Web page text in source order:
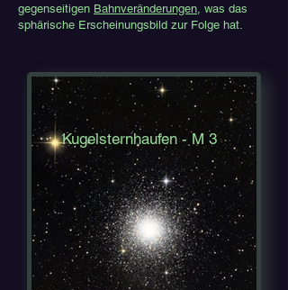
gegenseitigen Bahnveränderungen, was das
sphärische Erscheinungsbild zur Folge hat.
Kugelsternhaufen - M 3